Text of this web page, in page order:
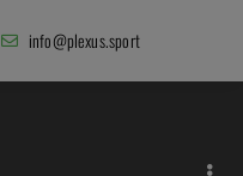
info@plexus.sport